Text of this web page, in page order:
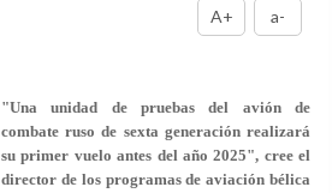
A+ a-
"Una unidad de pruebas del avión de
combate ruso de sexta generación realizará
su primer vuelo antes del año 2025", cree el
director de los programas de aviación bélica